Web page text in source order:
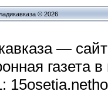
© 2026
—
газета